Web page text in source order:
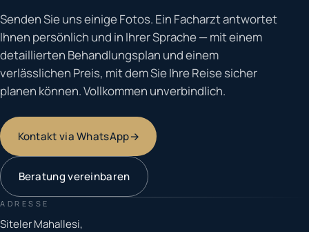
Senden Sie uns einige Fotos. Ein Facharzt antwortet
Ihnen persönlich und in Ihrer Sprache — mit einem
detaillierten Behandlungsplan und einem
verlässlichen Preis, mit dem Sie Ihre Reise sicher
planen können. Vollkommen unverbindlich.
Kontakt via WhatsApp→
Beratung vereinbaren
ADRESSE
Siteler Mahallesi,